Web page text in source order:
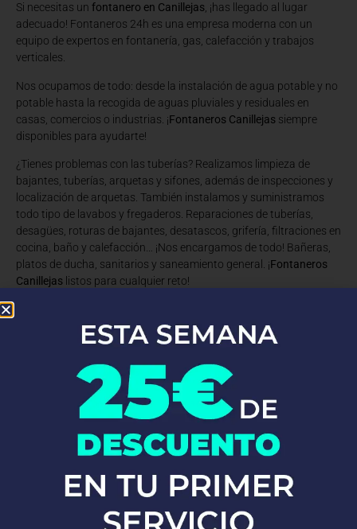
Si necesitas un fontanero en Canillejas, ¡has llegado al lugar
adecuado! Fontaneros 24h es una empresa moderna con un
equipo de expertos en fontanería, gas, calefacción y trabajos
verticales.
Nos ocupamos de todo: desde la instalación de agua potable y no
potable hasta la recogida de aguas pluviales y residuales en
casas, comercios o industrias. ¡Fontaneros Canillejas siempre
disponibles para ayudarte!
¿Tienes problemas con las tuberías? Realizamos limpieza de
bajantes, tuberías, arquetas y sifones, además de inspecciones y
localización de arquetas. También instalamos y suministramos
todo tipo de lavabos y fregaderos. Reparaciones de tuberías,
desagües, roturas de bajantes, desatascos, grifería, filtraciones en
cocina, baño y calefacción… ¡Nos encargamos de todo! Bañeras,
platos de ducha, sanitarios y saneamiento general. ¡Fontaneros
Canillejas listos para cualquier reto!
reformas, somos los expertos que necesitas. Ofrecemos
cerca de ti, con un equipo de fontaneros siempre
calentadores y termos, sustitución de bajantes, trabajos
verticales, reformas, impermeabilizaciones y más en Canillejas.
En Fontaneros 24h en Canillejas
nos enorgullecemos de la calidad
de nuestros servicios. Respondemos rápido y siempre ofrecemos
un servicio excelente. ¡Si buscasfontaneros cerca de mí
PEDIR PRESUPUESTO